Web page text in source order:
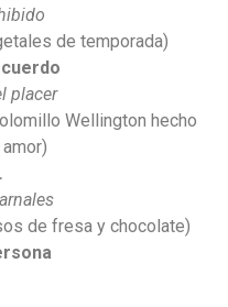
de temporada)
placer
Wellington hecho
de fresa y chocolate)